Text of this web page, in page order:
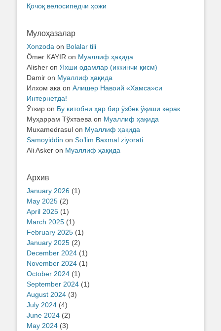
Қочоқ велосипедчи ҳожи
Мулоҳазалар
Xonzoda on Bolalar tili
Ömer KAYIR on Муаллиф ҳақида
Alisher on Яхши одамлар (иккинчи қисм)
Damir on Муаллиф ҳақида
Илхом ака on Алишер Навоий «Хамса»си
Интернетда!
Ўткир on Бу китобни ҳар бир ўзбек ўқиши керак
Муҳаррам Тўхтаева on Муаллиф ҳақида
Muxamedrasul on Муаллиф ҳақида
Samoyiddin on So’lim Baxmal ziyorati
Ali Asker on Муаллиф ҳақида
Архив
January 2026 (1)
May 2025 (2)
April 2025 (1)
March 2025 (1)
February 2025 (1)
January 2025 (2)
December 2024 (1)
November 2024 (1)
October 2024 (1)
September 2024 (1)
August 2024 (3)
July 2024 (4)
June 2024 (2)
May 2024 (3)